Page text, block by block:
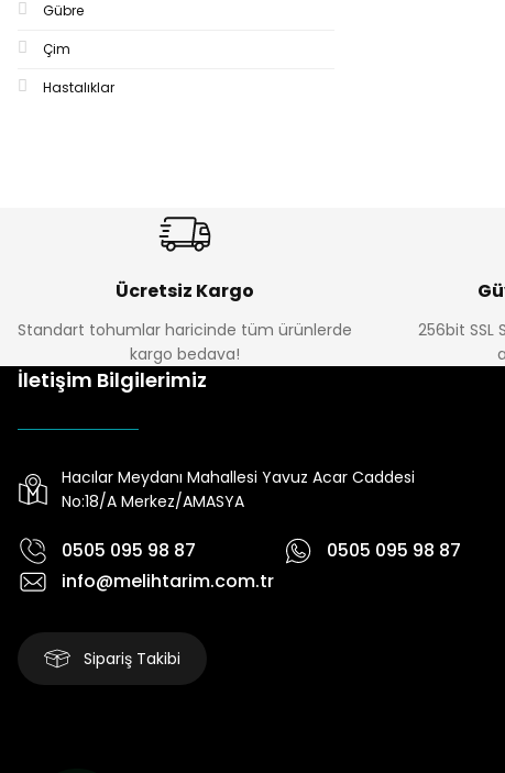
Gübre
Çim
Hastalıklar
Ücretsiz Kargo
Standart tohumlar haricinde tüm ürünlerde
kargo bedava!
256bit SSL
İletişim Bilgilerimiz
Hacılar Meydanı Mahallesi Yavuz Acar Caddesi
No:18/A Merkez/AMASYA
0505 095 98 87
0505 095 98 87
info@melihtarim.com.tr
Sipariş Takibi